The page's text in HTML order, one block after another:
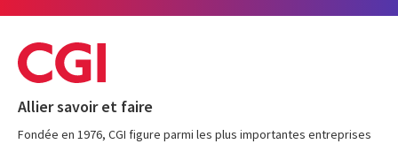
Allier savoir et faire
Fondée en 1976, CGI figure parmi les plus importantes entreprises